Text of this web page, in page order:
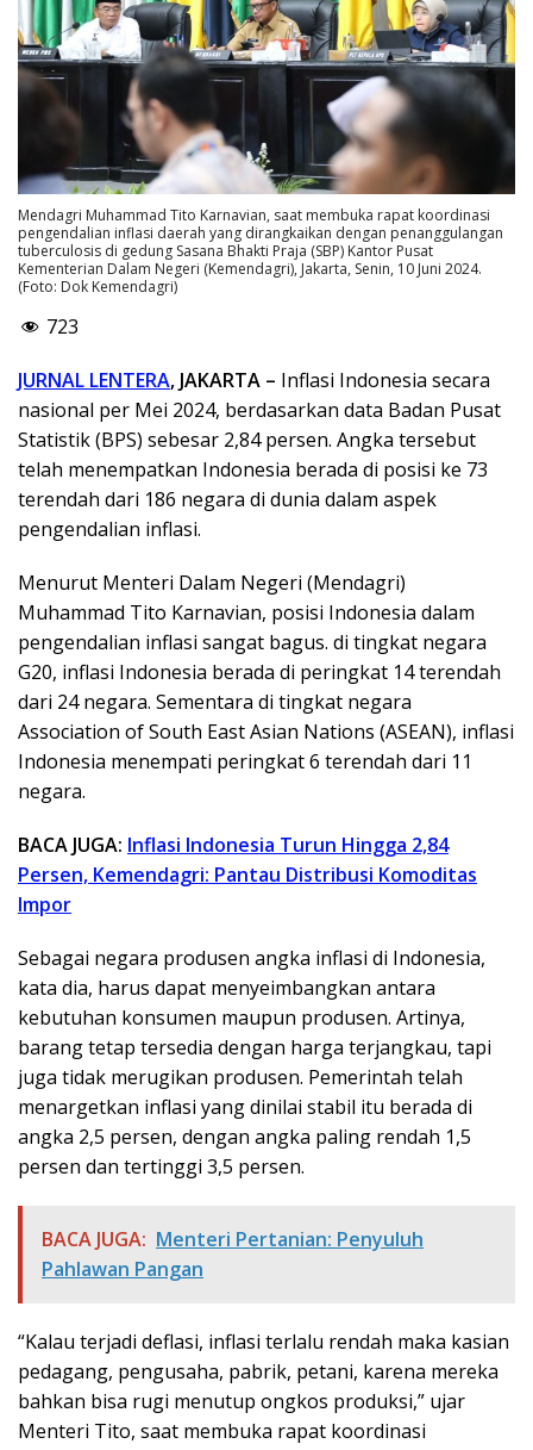
Mendagri Muhammad Tito Karnavian, saat membuka rapat koordinasi
pengendalian inflasi daerah yang dirangkaikan dengan penanggulangan
tuberculosis di gedung Sasana Bhakti Praja (SBP) Kantor Pusat
Kementerian Dalam Negeri (Kemendagri), Jakarta, Senin, 10 Juni 2024.
(Foto: Dok Kemendagri)
723
JURNAL LENTERA, JAKARTA – Inflasi Indonesia secara
nasional per Mei 2024, berdasarkan data Badan Pusat
Statistik (BPS) sebesar 2,84 persen. Angka tersebut
telah menempatkan Indonesia berada di posisi ke 73
terendah dari 186 negara di dunia dalam aspek
pengendalian inflasi.
Menurut Menteri Dalam Negeri (Mendagri)
Muhammad Tito Karnavian, posisi Indonesia dalam
pengendalian inflasi sangat bagus. di tingkat negara
G20, inflasi Indonesia berada di peringkat 14 terendah
dari 24 negara. Sementara di tingkat negara
Association of South East Asian Nations (ASEAN), inflasi
Indonesia menempati peringkat 6 terendah dari 11
negara.
BACA JUGA: Inflasi Indonesia Turun Hingga 2,84
Persen, Kemendagri: Pantau Distribusi Komoditas
Impor
Sebagai negara produsen angka inflasi di Indonesia,
kata dia, harus dapat menyeimbangkan antara
kebutuhan konsumen maupun produsen. Artinya,
barang tetap tersedia dengan harga terjangkau, tapi
juga tidak merugikan produsen. Pemerintah telah
menargetkan inflasi yang dinilai stabil itu berada di
angka 2,5 persen, dengan angka paling rendah 1,5
persen dan tertinggi 3,5 persen.
BACA JUGA: Menteri Pertanian: Penyuluh
Pahlawan Pangan
“Kalau terjadi deflasi, inflasi terlalu rendah maka kasian
pedagang, pengusaha, pabrik, petani, karena mereka
bahkan bisa rugi menutup ongkos produksi,” ujar
Menteri Tito, saat membuka rapat koordinasi